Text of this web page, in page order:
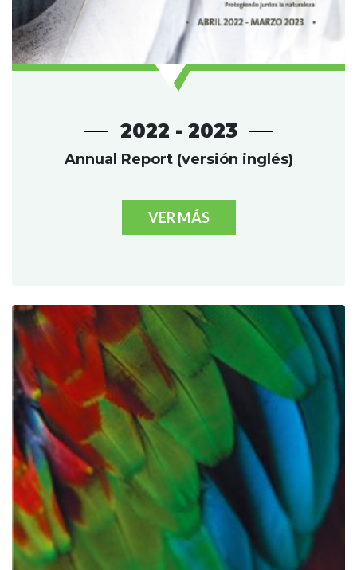
2022 - 2023
Annual Report (versión inglés)
VER MÁS